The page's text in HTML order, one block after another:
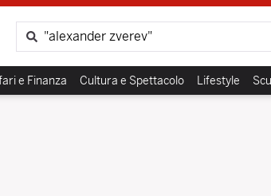
Cerca
e Finanza Cultura e Spettacolo Lifestyle